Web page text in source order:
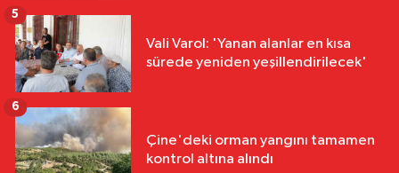
Vali Varol: 'Yanan alanlar en kısa
sürede yeniden yeşillendirilecek'
5
Çine'deki orman yangını tamamen
kontrol altına alındı
6